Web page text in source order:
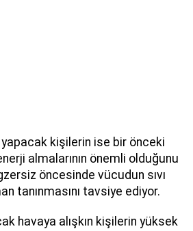
yapacak kişilerin ise bir önceki
almalarının önemli olduğunu
öncesinde vücudun sıvı
tanınmasını tavsiye ediyor.
havaya alışkın kişilerin yüksek